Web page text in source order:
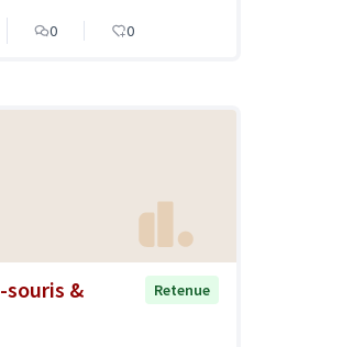
0 0
souris &
Retenue